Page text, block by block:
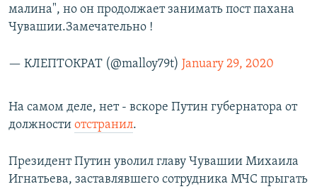
малина", но он продолжает занимать пост пахана
Чувашии.Замечательно !
— КЛЕПТОКРАТ (@malloy79t) January 29, 2020
На самом деле, нет - вскоре Путин губернатора от
должности отстранил.
Президент Путин уволил главу Чувашии Михаила
Игнатьева, заставлявшего сотрудника МЧС прыгать